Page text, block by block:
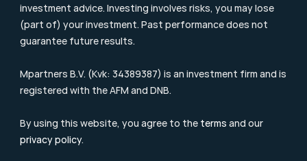
investment advice. Investing involves risks, you may lose
(part of) your investment. Past performance does not
guarantee future results.
Mpartners B.V. (Kvk: 34389387) is an investment firm and is
registered with the AFM and DNB.
By using this website, you agree to the terms
privacy policy.